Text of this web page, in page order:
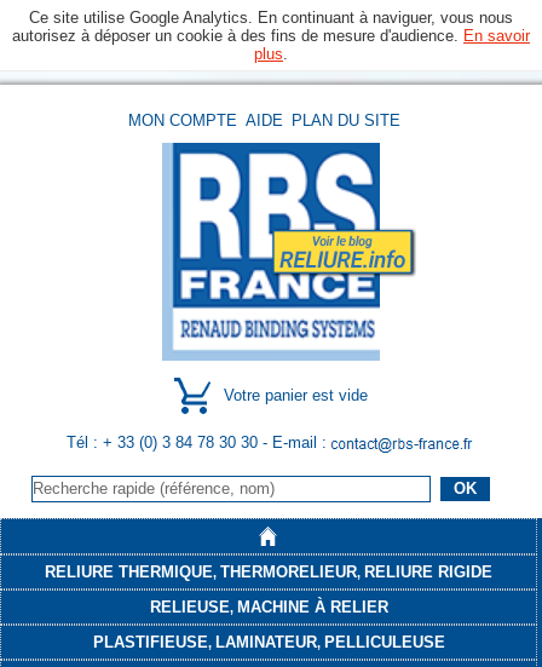
Ce site utilise Google Analytics. En continuant à naviguer, vous nous
autorisez à déposer un cookie à des fins de mesure d'audience. En savoir
plus
MON COMPTE AIDE PLAN DU SITE
Votre panier est vide
Tél : + 33 (0) 3 84 78 30 30 - E-mail :
RELIURE THERMIQUE,THERMORELIEUR, RELIURE RIGIDE
RELIEUSE, MACHINE À RELIER
PLASTIFIEUSE, LAMINATEUR, PELLICULEUSE